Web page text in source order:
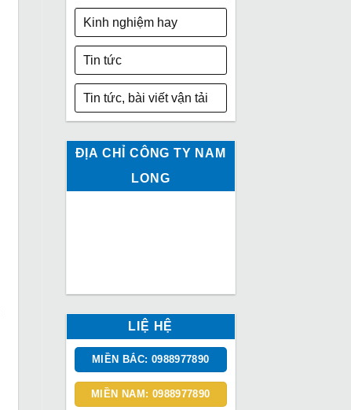
Kinh nghiệm hay
Tin tức
Tin tức, bài viết vận tải
ĐỊA CHỈ CÔNG TY NAM
LONG
LIỆ HỆ
MIỀN BẮC: 0988977890
MIỀN NAM: 0988977890